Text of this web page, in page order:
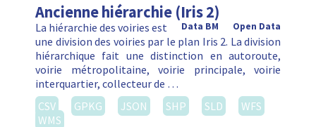
Ancienne hiérarchie (Iris 2)
Open Data
Data BM
La hiérarchie des voiries est
une division des voiries par le plan Iris 2. La division
hiérarchique fait une distinction en autoroute,
voirie métropolitaine, voirie principale, voirie
interquartier, collecteur de …
CSV
GPKG JSON SHP SLD
WFS
WMS